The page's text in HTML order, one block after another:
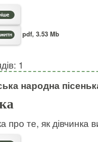
pdf, 3.53 Mb
1
народна
про те, як дівчинка